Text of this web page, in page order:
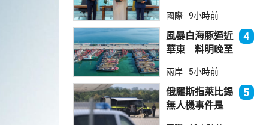
林團結
國際 9小時前
風暴白海豚逼近
華東 料明晚至
帶
4
兩岸 5小時前
俄羅斯指萊比錫
無人機事件是
5